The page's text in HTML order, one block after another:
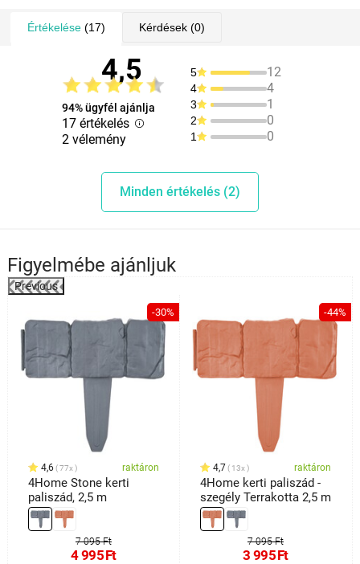
Értékelése(17) Kérdések(0)
4,5
94% ügyfél ajánlja
17 értékelés
2 vélemény
5 12
4 4
3 1
2 0
1 0
Minden értékelés (2)
Figyelmébe ajánljuk
Previous
-30%
4,6 77x raktáron
4Home Stone kerti
paliszád, 2,5 m
7 095 Ft
4 995Ft
-44%
4,7 13x raktáron
4Home kerti paliszád -
szegély Terrakotta 2,5 m
7 095 Ft
3 995Ft